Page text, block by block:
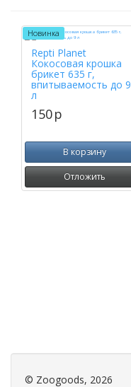
Новинка
Repti Planet
Кокосовая крошка
брикет 635 г,
впитываемость до 9
л
150p
В корзину
Отложить
© Zoogoods, 2026